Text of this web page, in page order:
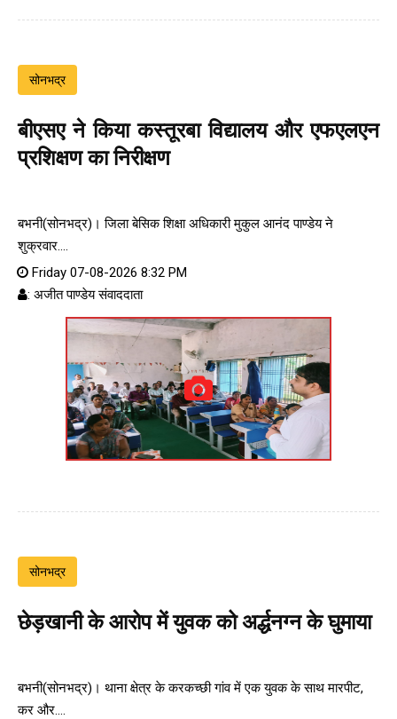
सोनभद्र
बीएसए ने किया कस्तूरबा विद्यालय और एफएलएन
प्रशिक्षण का निरीक्षण
बभनी(सोनभद्र)। जिला बेसिक शिक्षा अधिकारी मुकुल आनंद पाण्डेय ने
शुक्रवार....
Friday 07-08-2026 8:32 PM
: अजीत पाण्डेय संवाददाता
सोनभद्र
छेड़खानी के आरोप में युवक को अर्द्धनग्न के घुमाया
बभनी(सोनभद्र)। थाना क्षेत्र के करकच्छी गांव में एक युवक के साथ मारपीट,
कर और....